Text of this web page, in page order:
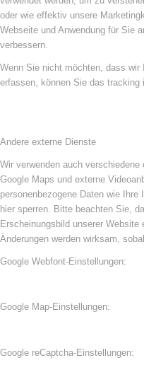
oder wie effektiv unsere
Webseite und Anwendung für Sie
verbessern.
Wenn Sie nicht möchten, dass
erfassen, können Sie das tracking
Andere externe Dienste
Wir verwenden auch
Google Maps und externe
personenbezogene Daten wie
hier sperren. Bitte beachten Sie,
Erscheinungsbild unserer Website
Änderungen werden wirksam,
Google Webfont-Einstellungen:
Google Map-Einstellungen:
Google reCaptcha-Einstellungen: